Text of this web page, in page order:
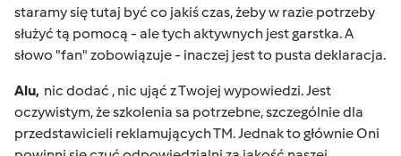
staramy się tutaj być co jakiś czas, żeby w razie potrzeby
służyć tą pomocą - ale tych aktywnych jest garstka. A
słowo "fan" zobowiązuje - inaczej jest to pusta deklaracja.
Alu, nic dodać , nic ująć z Twojej wypowiedzi. Jest
oczywistym, że szkolenia sa potrzebne, szczególnie dla
przedstawicieli reklamujących TM. Jednak to głównie Oni